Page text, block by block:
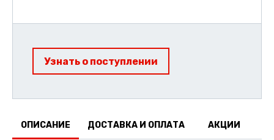
Узнать о поступлении
ОПИСАНИЕ ДОСТАВКА И ОПЛАТА АКЦИИ